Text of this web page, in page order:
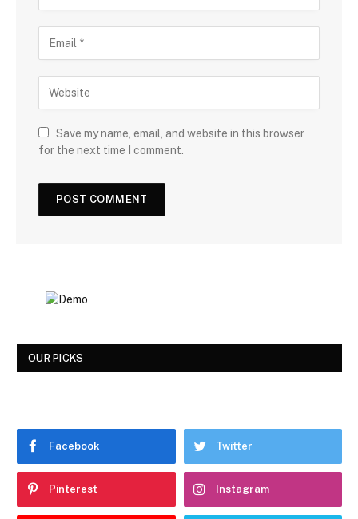
Save my name, email, and website in this browser
for the next time I comment.
OUR PICKS
Facebook Twitter
Pinterest Instagram